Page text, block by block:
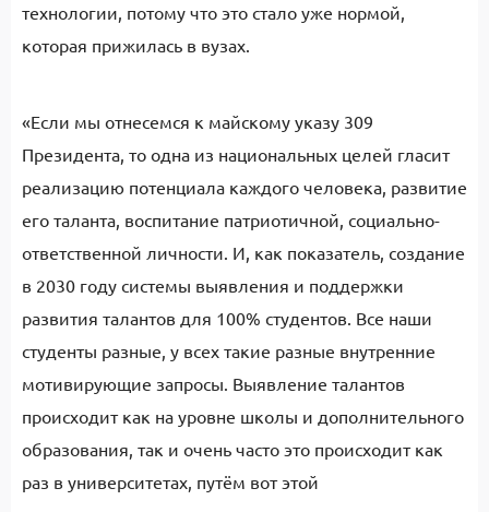
технологии, потому что это стало уже нормой,
которая прижилась в вузах.
«Если мы отнесемся к майскому указу 309
Президента, то одна из национальных целей гласит
реализацию потенциала каждого человека, развитие
его таланта, воспитание патриотичной, социально-
ответственной личности. И, как показатель, создание
в 2030 году системы выявления и поддержки
развития талантов для 100% студентов. Все наши
студенты разные, у всех такие разные внутренние
мотивирующие запросы. Выявление талантов
происходит как на уровне школы и дополнительного
образования, так и очень часто это происходит как
раз в университетах, путём вот этой